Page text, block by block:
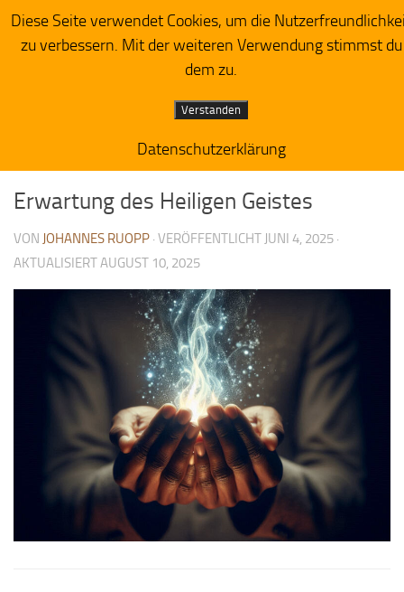
Zum Inhalt springen
Herzensacker
PREDIGTIMPRESSIONEN
Erwartung des Heiligen Geistes
VON JOHANNES RUOPP · VERÖFFENTLICHT JUNI 4, 2025 ·
AKTUALISIERTAUGUST 10, 2025
Diese Seite verwendet Cookies, um die
zu verbessern. Mit der weiteren Verwendung stimmst du
dem zu.
Verstanden
Datenschutzerklärung